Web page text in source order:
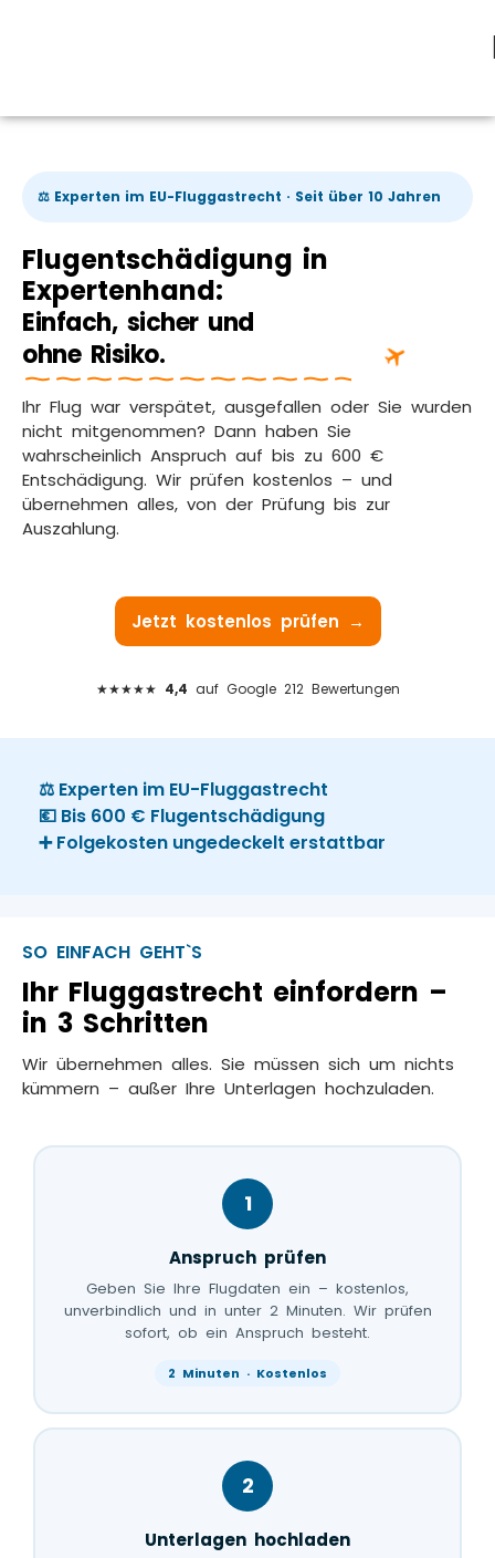
⚖️ Experten im EU-Fluggastrecht · Seit über 10 Jahren
Flugentschädigung in
Expertenhand:
Einfach, sicher und
ohne Risiko.
Ihr Flug war verspätet, ausgefallen oder Sie wurden
nicht mitgenommen? Dann haben Sie
wahrscheinlich Anspruch auf bis zu 600 €
Entschädigung. Wir prüfen kostenlos – und
übernehmen alles, von der Prüfung bis zur
Auszahlung.
Jetzt kostenlos prüfen →
★★★★★ 4,4 auf Google 212 Bewertungen
⚖️ Experten im EU-Fluggastrecht
💶 Bis 600 € Flugentschädigung
➕ Folgekosten ungedeckelt erstattbar
SO EINFACH GEHT`S
Ihr Fluggastrecht einfordern –
in 3 Schritten
Wir übernehmen alles. Sie müssen sich um nichts
kümmern – außer Ihre Unterlagen hochzuladen.
1
Anspruch prüfen
Geben Sie Ihre Flugdaten ein – kostenlos,
unverbindlich und in unter 2 Minuten. Wir prüfen
sofort, ob ein Anspruch besteht.
2 Minuten · Kostenlos
2
Unterlagen hochladen